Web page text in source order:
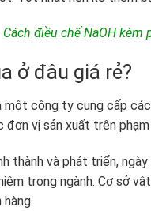
Cách điều chế NaOH
ở đâu giá rẻ?
một công ty cung cấp
vị sản xuất trên
thành và phát triển,
trong ngành. Cơ sở